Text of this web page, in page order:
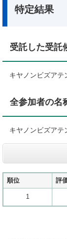
特定結果
受託した受託
キヤノンビズアテ
全参加者の名
キヤノンビズアテ
順位 評
1